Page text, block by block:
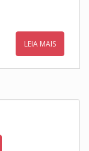
LEIA MAIS